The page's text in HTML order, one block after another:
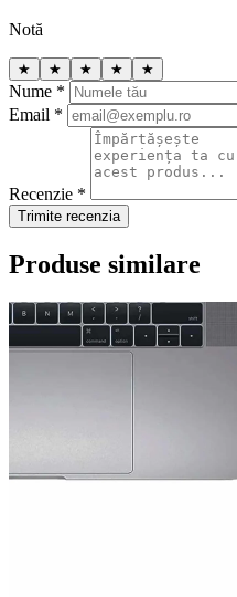
Notă
★ ★ ★ ★ ★
Nume *
Email *
Recenzie *
Trimite recenzia
Produse similare